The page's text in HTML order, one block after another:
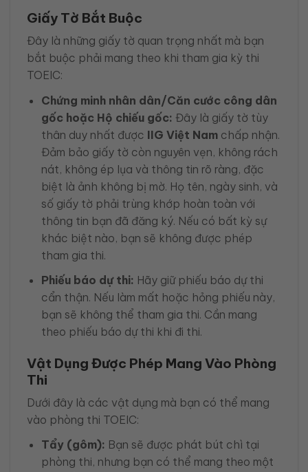
Giấy Tờ Bắt Buộc
Đây là những giấy tờ quan trọng nhất mà bạn
bắt buộc phải mang theo khi tham gia kỳ thi
TOEIC:
Chứng minh nhân dân/Căn cước công dân
gốc hoặc Hộ chiếu gốc: Đây là giấy tờ tùy
thân duy nhất được IIG Việt Namchấp nhận.
Đảm bảo giấy tờ còn nguyên vẹn, không rách
nát, không ép lụa và thông tin rõ ràng, đặc
biệt là ảnh không bị mờ. Họ tên, ngày sinh, và
số giấy tờ phải trùng khớp hoàn toàn với
thông tin bạn đã đăng ký. Nếu có bất kỳ sự
khác biệt nào, bạn sẽ không được phép
tham gia thi.
Phiếu báo dự thi: Hãy giữ phiếu báo dự thi
cẩn thận. Nếu làm mất hoặc hỏng phiếu này,
bạn sẽ không thể tham gia thi. Cần mang
theo phiếu báo dự thi khi đi thi.
Vật Dụng Được Phép Mang Vào Phòng
Thi
Dưới đây là các vật dụng mà bạn có thể mang
vào phòng thi TOEIC:
Tẩy (gôm): Bạn sẽ được phát bút chì tại
phòng thi, nhưng bạn có thể mang theo một